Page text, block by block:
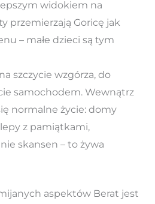
widokiem na
przemierzają Goricę jak
– małe dzieci są tym
szczycie wzgórza, do
samochodem. Wewnątrz
normalne życie: domy
z pamiątkami,
skansen – to żywa
aspektów Berat jest